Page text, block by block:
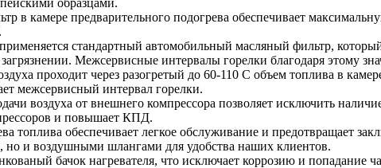
образцами.
в камере предварительного подогрева обеспечивает
стандартный автомобильный масляный фильтр,
Межсервисные интервалы горелки благодаря этому
проходит через разогретый до 60-110 С объем топлива в
межсервисный интервал горелки.
воздуха от внешнего компрессора позволяет исключить
и повышает КПД.
топлива обеспечивает легкое обслуживание и предотвращает
но и воздушными шлангами для удобства наших клиентов.
бачок нагревателя, что исключает коррозию и попадание